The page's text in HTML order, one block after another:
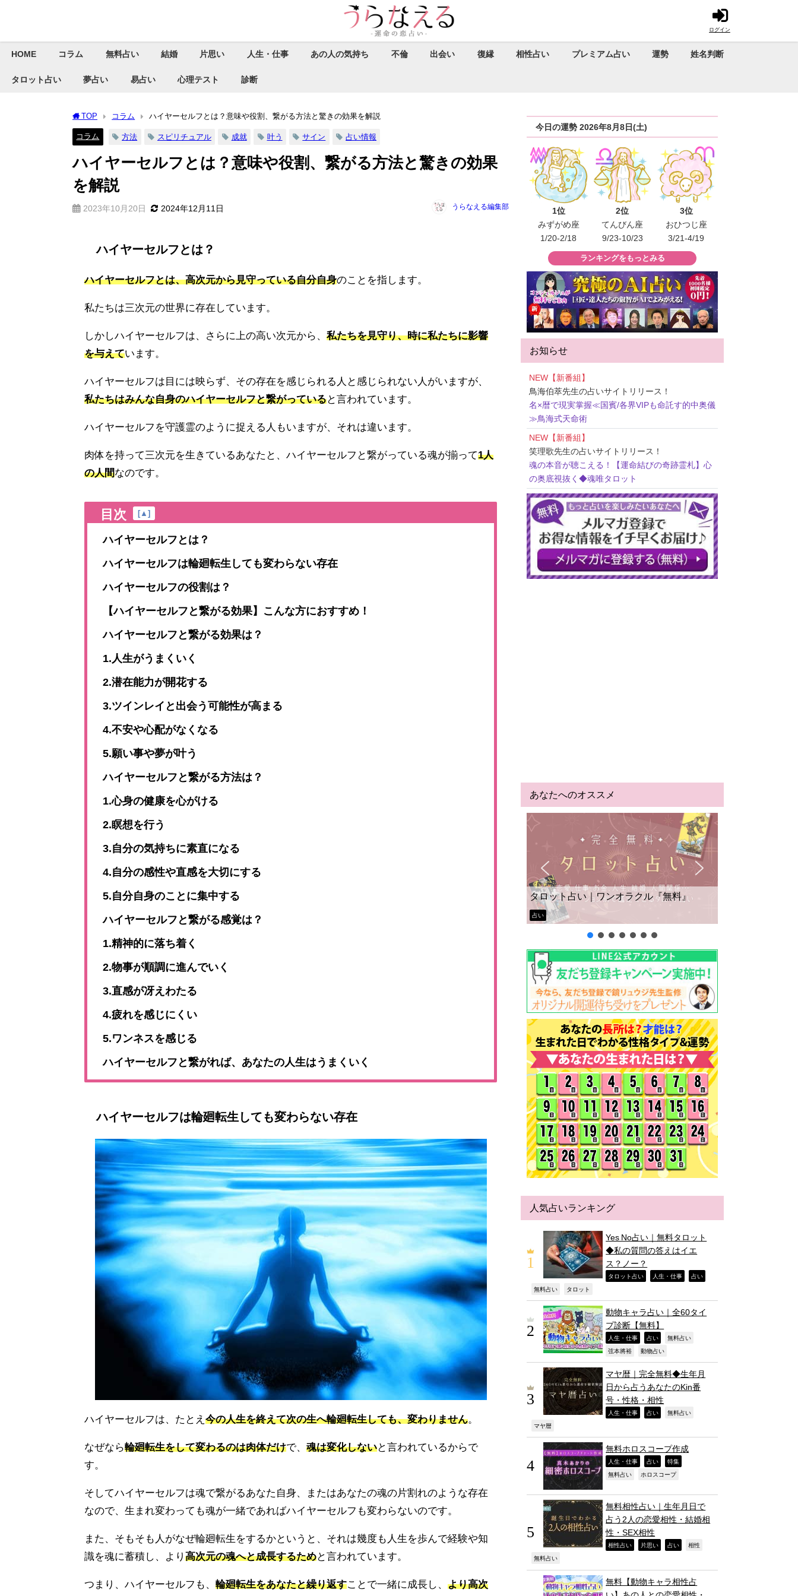
ログイン
HOME コラム 無料占い 結婚 片思い 人生・仕事 あの人の気持ち 不倫 出会い 復縁 相性占い プレミアム占い 運勢 姓名判断
タロット占い 夢占い 易占い 心理テスト 診断
TOP コラム ハイヤーセルフとは？意味や役割、繋がる方法と驚きの効果を解説
コラム 方法 スピリチュアル 成就 叶う サイン 占い情報
ハイヤーセルフとは？意味や役割、繋がる方法と驚きの効果
を解説
2023年10月20日 2024年12月11日 うらなえる編集部
ハイヤーセルフとは？
ハイヤーセルフとは、高次元から見守っている自分自身のことを指します。
私たちは三次元の世界に存在しています。
しかしハイヤーセルフは、さらに上の高い次元から、 私たちを見守り、時に私たちに影響
を与えています。
ハイヤーセルフは目には映らず、その存在を感じられる人と感じられない人がいますが、
私たちはみんな自身のハイヤーセルフと繋がっていると言われています。
ハイヤーセルフを守護霊のように捉える人もいますが、それは違います。
肉体を持って三次元を生きているあなたと、ハイヤーセルフと繋がっている魂が揃って1人
の人間なのです。
目次 [▲]
ハイヤーセルフとは？
ハイヤーセルフは輪廻転生しても変わらない存在
ハイヤーセルフの役割は？
【ハイヤーセルフと繋がる効果】こんな方におすすめ！
ハイヤーセルフと繋がる効果は？
1.人生がうまくいく
2.潜在能力が開花する
3.ツインレイと出会う可能性が高まる
4.不安や心配がなくなる
5.願い事や夢が叶う
ハイヤーセルフと繋がる方法は？
1.心身の健康を心がける
2.瞑想を行う
3.自分の気持ちに素直になる
4.自分の感性や直感を大切にする
5.自分自身のことに集中する
ハイヤーセルフと繋がる感覚は？
1.精神的に落ち着く
2.物事が順調に進んでいく
3.直感が冴えわたる
4.疲れを感じにくい
5.ワンネスを感じる
ハイヤーセルフと繋がれば、あなたの人生はうまくいく
ハイヤーセルフは輪廻転生しても変わらない存在
ハイヤーセルフは、たとえ 今の人生を終えて次の生へ輪廻転生しても、変わりません
なぜなら輪廻転生をして変わるのは肉体だけで、 魂は変化しないと言われているからで
す。
そしてハイヤーセルフは魂で繋がるあなた自身、またはあなたの魂の片割れのような存在
なので、生まれ変わっても魂が一緒であればハイヤーセルフも変わらないのです。
また、そもそも人がなぜ輪廻転生をするかというと、それは幾度も人生を歩んで経験や知
識を魂に蓄積し、より 高次元の魂へと成長するためと言われています。
つまり、ハイヤーセルフも、 輪廻転生をあなたと繰り返す ことで一緒に成長し、 より高次
今日の運勢 2026年8月8日(土)
1位
みずがめ座
1/20-2/18
2位
てんびん座
9/23-10/23
3位
おひつじ座
3/21-4/19
ランキングをもっとみる
お知らせ
NEW【新番組】
鳥海伯萃先生の占いサイトリリース！
名×暦で現実掌握≪国賓/各界VIPも命託す的中奥儀
≫鳥海式天命術
NEW【新番組】
笑理歌先生の占いサイトリリース！
魂の本音が聴こえる！【運命結びの奇跡霊札】心
の奥底視抜く◆魂唯タロット
あなたへのオススメ
タロット占い｜ワンオラクル『無料』
占い
人気占いランキング
Yes No占い｜無料タロット
◆私の質問の答えはイエ
ス？ノー？
タロット占い 人生・仕事 占い
無料占い タロット
動物キャラ占い｜全60タイ
プ診断【無料】
人生・仕事 占い 無料占い
弦本將裕 動物占い
マヤ暦｜完全無料◆生年月
日から占うあなたのKin番
号・性格・相性
人生・仕事 占い 無料占い
マヤ暦
無料ホロスコープ作成
人生・仕事 占い 特集
無料占い ホロスコープ
無料相性占い｜生年月日で
占う2人の恋愛相性・結婚相
性・SEX相性
相性占い 片思い 占い 相性
無料占い
無料【動物キャラ相性占